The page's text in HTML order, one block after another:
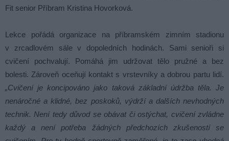
Fit senior Příbram Kristina Hovorková.
Lekce pořádá organizace na příbramském zimním stadionu
v zrcadlovém sále v dopoledních hodinách. Sami senioři si
cvičení pochvalují. Pomáhá jim udržovat tělo pružné a bez
bolesti. Zároveň oceňují kontakt s vrstevníky a dobrou partu lidí.
„Cvičení je koncipováno jako taková základní údržba těla. Je
nenáročné a klidné, bez poskoků, výdrží a dalších nevhodných
technik. Není tedy důvod se obávat či ostýchat, cvičení zvládne
každý a není potřeba žádných předchozích zkušeností se